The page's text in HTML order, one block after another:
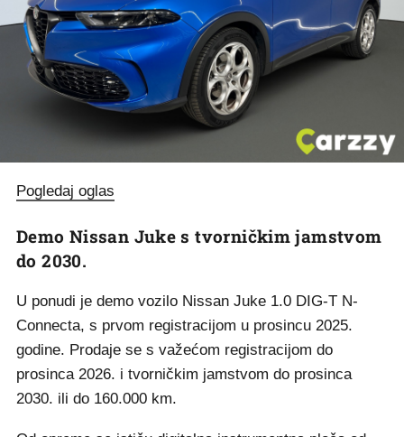
Pogledaj oglas
Demo Nissan Juke s tvorničkim jamstvom
do 2030.
U ponudi je demo vozilo Nissan Juke 1.0 DIG-T N-
Connecta, s prvom registracijom u prosincu 2025.
godine. Prodaje se s važećom registracijom do
prosinca 2026. i tvorničkim jamstvom do prosinca
2030. ili do 160.000 km.